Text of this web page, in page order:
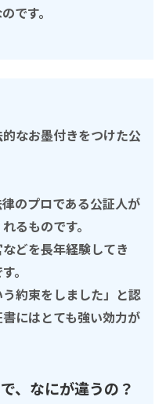
です。
なお墨付きをつけた公
のプロである公証人が
るものです。
どを長年経験してき
。
約束をしました」と認
にはとても強い効力が
、なにが違うの？